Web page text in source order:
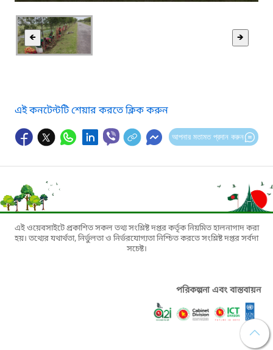
🡸 🡺
এই কনটেন্টটি শেয়ার করতে ক্লিক করুন
আপনার মতামত প্রদান করুন
এই ওয়েবসাইটে প্রকাশিত সকল তথ্য সংশ্লিষ্ট দপ্তর কর্তৃক নিয়মিত হালনাগাদ করা
হয়। তথ্যের যথার্থতা, নির্ভুলতা ও নির্ভরযোগ্যতা নিশ্চিত করতে সংশ্লিষ্ট দপ্তর সর্বদা
সচেষ্ট।
পরিকল্পনা এবং বাস্তবায়ন